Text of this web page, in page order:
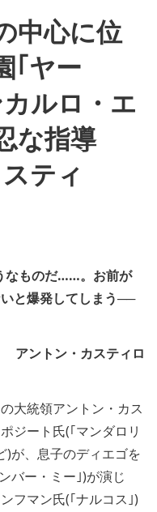
中心に位
｢ヤー
ルロ・エ
な指導
ティ
なものだ……。お前が
と爆発してしまう──
アントン・カスティロ
大統領アントン・カス
ジート氏(｢マンダロリ
)が、息子のディエゴを
バー・ミー｣)が演じ
フマン氏(｢ナルコス｣)